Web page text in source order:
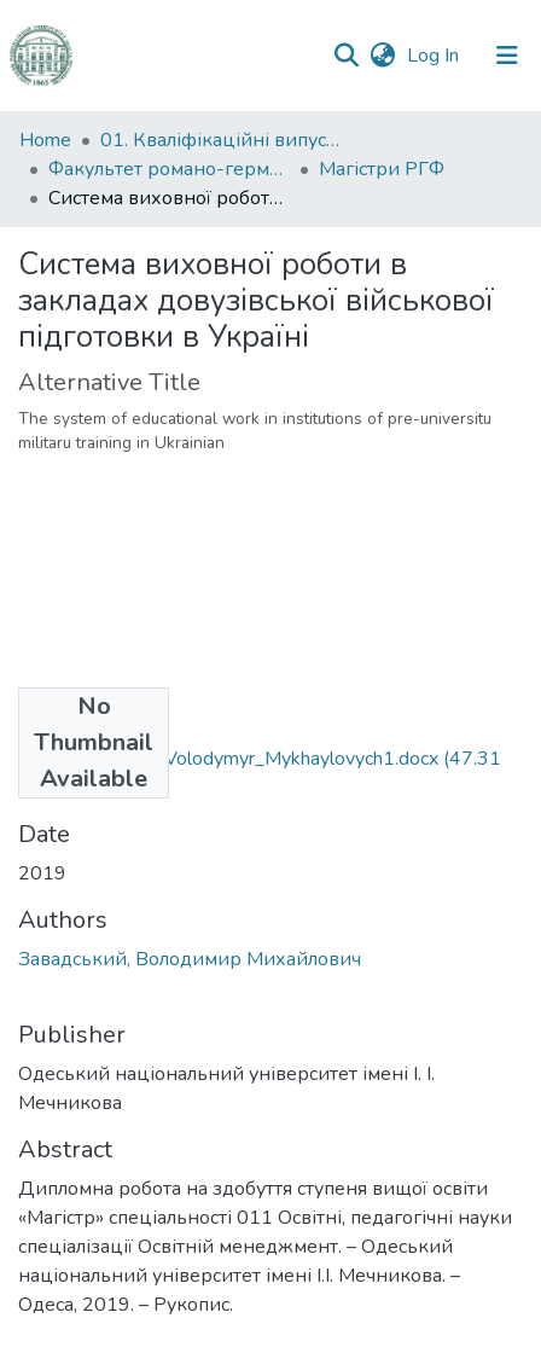
Log In (current)
Communities
&
Collections
Statistics
Home
01. Кваліфікаційні випускні роботи здобувачів вищої освіти
Факультет романо-германської філології
Магістри РГФ
Система виховної роботи в закладах довузівської військової підготовки в Україні
Система виховної роботи в
закладах довузівської військової
підготовки в Україні
Alternative Title
The system of educational work in institutions of pre-universitu
militaru training in Ukrainian
No
Thumbnail
Available
011_Zavads'kyy_Volodymyr_Mykhaylovych1.docx (47.31
KB)
Date
2019
Authors
Завадський, Володимир Михайлович
Publisher
Одеський національний університет імені І. І.
Мечникова
Abstract
Дипломна робота на здобуття ступеня вищої освіти
«Магістр» спеціальності 011 Освітні, педагогічні науки
спеціалізації Освітній менеджмент. – Одеський
національний університет імені І.І. Мечникова. –
Одеса, 2019. – Рукопис.